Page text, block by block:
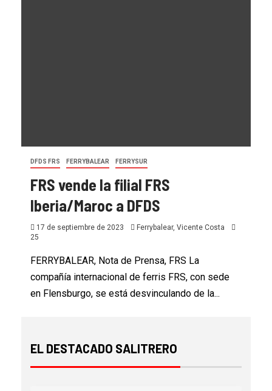
DFDS FRS FERRYBALEAR FERRYSUR
FRS vende la filial FRS
Iberia/Maroc a DFDS
17 de septiembre de 2023
Ferrybalear, Vicente Costa
25
FERRYBALEAR, Nota de Prensa, FRS La
compañía internacional de ferris FRS, con sede
en Flensburgo, se está desvinculando de la...
EL DESTACADO SALITRERO